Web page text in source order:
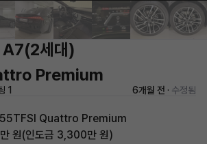
세대)
Premium
1 6개월 전 · 수정됨
55TFSI Quattro Premium
원(인도금 3,300만 원)